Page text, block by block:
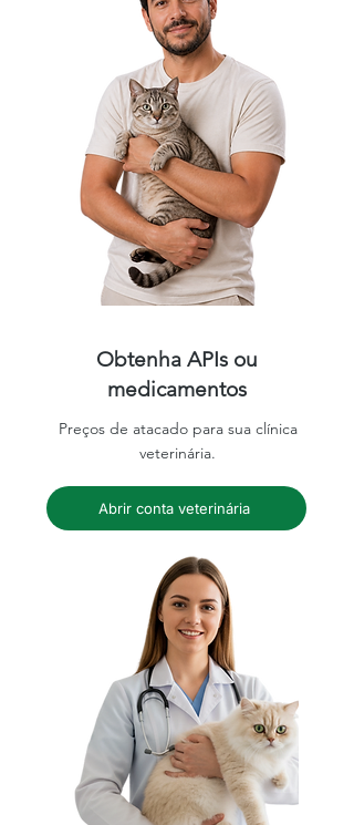
Obtenha APIs ou
medicamentos
Preços de atacado para sua clínica
veterinária.
Abrir conta veterinária